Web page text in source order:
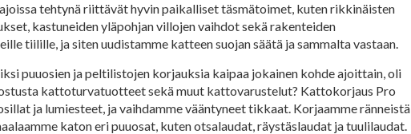
tehtynä riittävät hyvin paikalliset täsmätoimet, kuten rikkinäisten
kastuneiden yläpohjan villojen vaihdot sekä rakenteiden
tiilille, ja siten uudistamme katteen suojan säätä ja sammalta vastaan.
puuosien ja peltilistojen korjauksia kaipaa jokainen kohde ajoittain, oli
kattoturvatuotteet sekä muut kattovarustelut? Kattokorjaus Pro
ja lumiesteet, ja vaihdamme vääntyneet tikkaat. Korjaamme ränneistä
katon eri puuosat, kuten otsalaudat, räystäslaudat ja tuulilaudat.